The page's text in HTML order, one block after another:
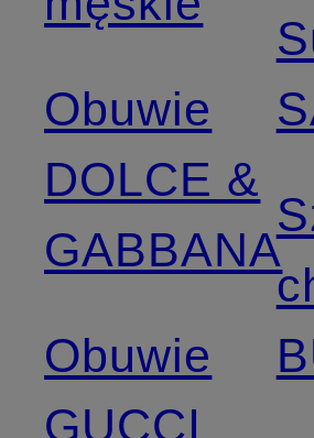
Obuwie
DOLCE &
GABBANA
Obuwie
GUCCI